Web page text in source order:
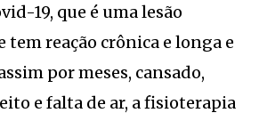
19, que é uma lesão
tem reação crônica e longa e
por meses, cansado,
e falta de ar, a fisioterapia